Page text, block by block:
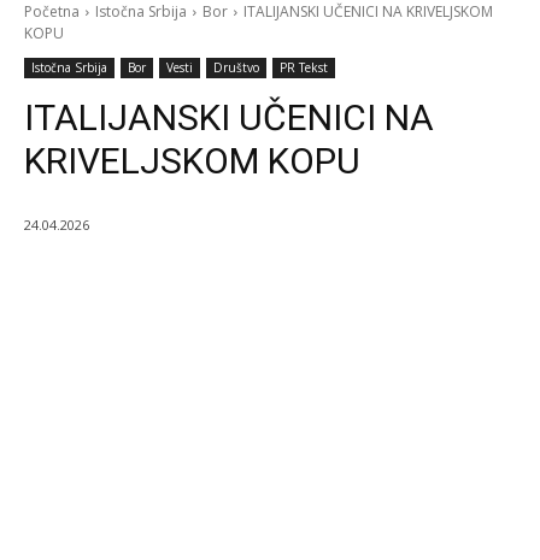
Početna Istočna Srbija Bor
ITALIJANSKI UČENICI NA KRIVELJSKOM
KOPU
Istočna Srbija Bor Vesti Društvo PR Tekst
ITALIJANSKI UČENICI NA
KRIVELJSKOM KOPU
24.04.2026